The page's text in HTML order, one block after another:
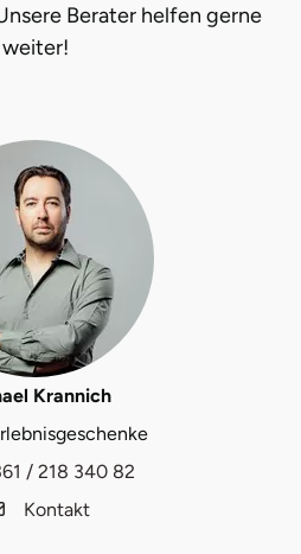
Berater helfen gerne
weiter!
Krannich
/ 218 340 82
Kontakt